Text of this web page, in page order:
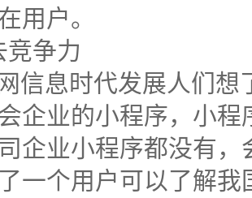
用户。
竞争力
信息时代发展人们
企业的小程序，小
企业小程序都没有
一个用户可以了解